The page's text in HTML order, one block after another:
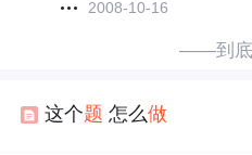
2008-10-16
——到
这个题 怎么做